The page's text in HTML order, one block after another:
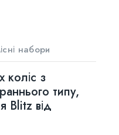
набори
коліс з
типу,
Blitz від